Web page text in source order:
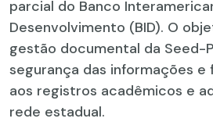
parcial do Banco
Desenvolvimento (BID). O
gestão documental da Seed-
segurança das informações e
aos registros acadêmicos e
rede estadual.